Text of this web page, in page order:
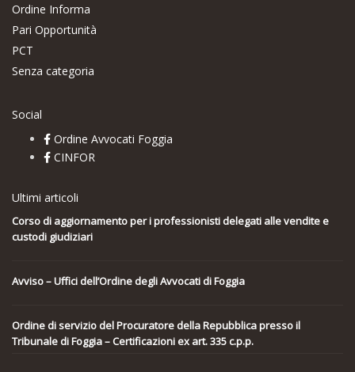
Ordine Informa
Pari Opportunità
PCT
Senza categoria
Social
Ordine Avvocati Foggia
CINFOR
Ultimi articoli
Corso di aggiornamento per i professionisti delegati alle vendite e
custodi giudiziari
Avviso – Uffici dell’Ordine degli Avvocati di Foggia
Ordine di servizio del Procuratore della Repubblica presso il
Tribunale di Foggia – Certificazioni ex art. 335 c.p.p.